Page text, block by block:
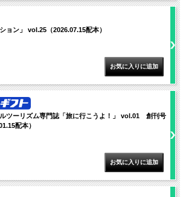
ョン」 vol.25（2026.07.15配本）
ルツーリズム専門誌「旅に行こうよ！」 vol.01 創刊号
配本）